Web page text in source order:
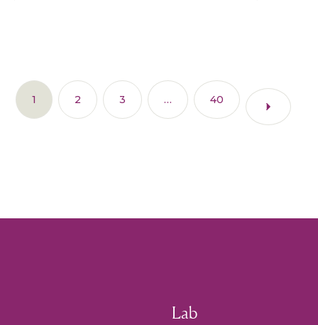
1 2 3 … 40
Lab